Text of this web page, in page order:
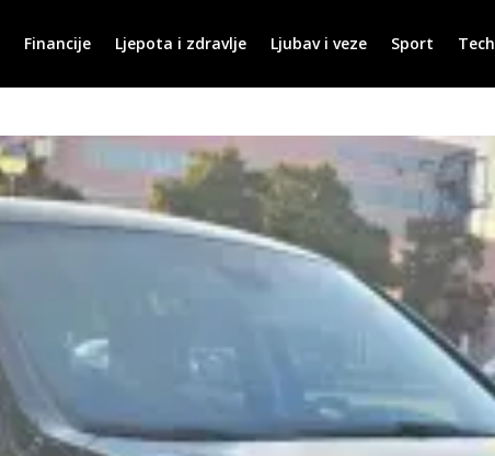
Financije Ljepota i zdravlje Ljubav i veze Sport Tech